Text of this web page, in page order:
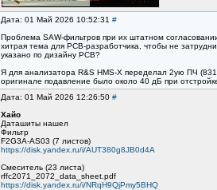
Дата: 01 Май 2026 10:52:31 #
Проблема SAW-фильтров при их штатном
хитрая тема для PCB-разработчика, чтобы не
указано по дизайну PCB?
Я для анализатора R&S HMS-X переделал 2ую ПЧ
оригинале подавление было около 40 дБ при
Дата: 01 Май 2026 12:26:50 #
Хайо
Даташиты нашел
Фильтр
F2G3A-AS03 (7 листов)
https://disk.yandex.ru/i/AUT380g8JB0d4A
Смеситель (23 листа)
rffc2071_2072_data_sheet.pdf
https://disk.yandex.ru/i/NRqH9QjPmy5BHQ